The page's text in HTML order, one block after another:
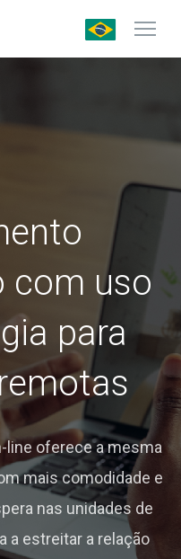
com uso
para
line oferece a mesma
mais comodidade e
nas unidades de
a estreitar a relação